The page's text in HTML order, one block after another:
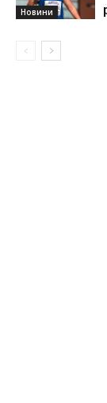
Новини